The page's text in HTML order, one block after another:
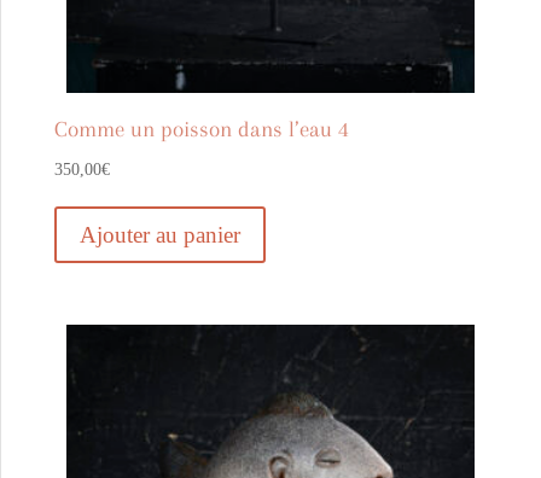
Comme un poisson dans l’eau 4
350,00€
Ajouter au panier